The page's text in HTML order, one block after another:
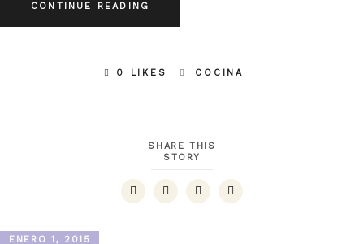
CONTINUE READING
0 LIKES COCINA
SHARE THIS
STORY
ENERO 1, 2015